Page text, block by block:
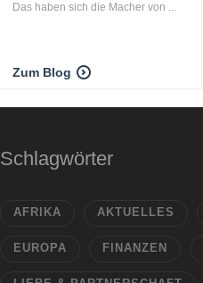
Das haben sich die Macher von ...
Zum Blog
Schlagwörter
AFRIKA AKTUELLES
EUROPA FINANZEN